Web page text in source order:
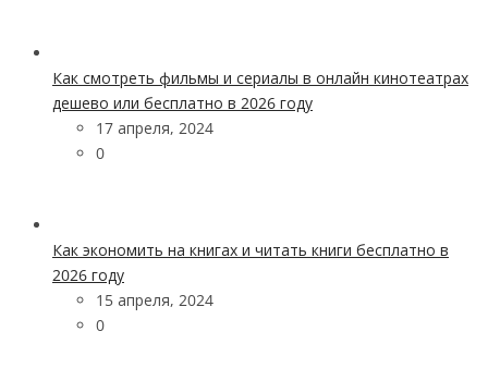
Как смотреть фильмы и сериалы в онлайн кинотеатрах
дешево или бесплатно в 2026 году
17 апреля, 2024
0
Как экономить на книгах и читать книги бесплатно в
2026 году
15 апреля, 2024
0